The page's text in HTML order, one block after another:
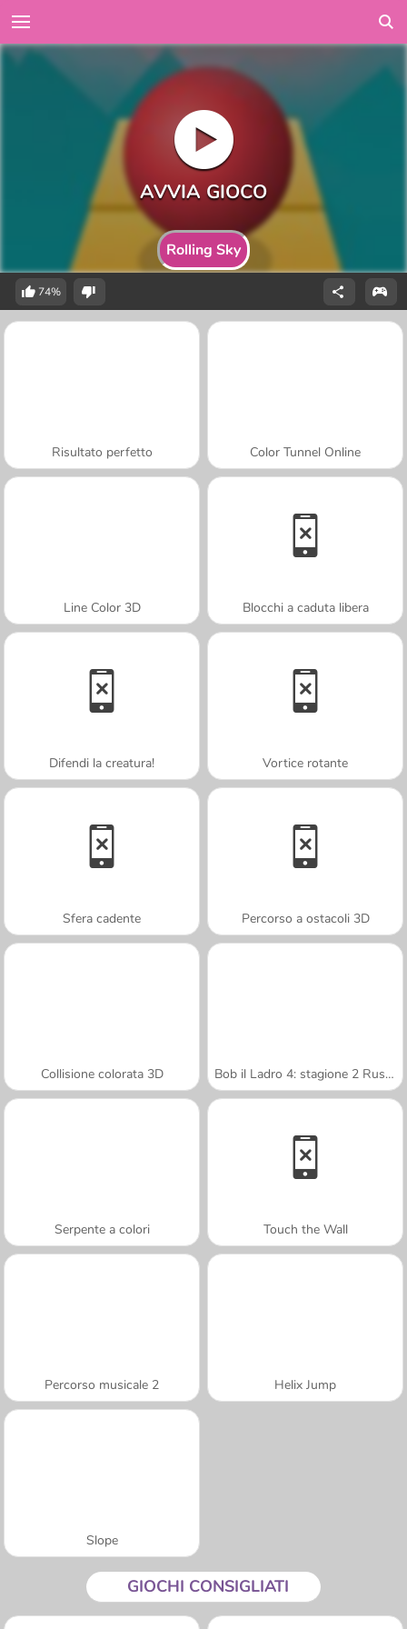
Rolling Sky
74%
Risultato perfetto Color Tunnel Online
Line Color 3D Blocchi a caduta libera
Difendi la creatura! Vortice rotante
Sfera cadente Percorso a ostacoli 3D
Collisione colorata 3D Bob il Ladro 4: stagione 2 Russia
Serpente a colori Touch the Wall
Percorso musicale 2 Helix Jump
Slope
GIOCHI CONSIGLIATI